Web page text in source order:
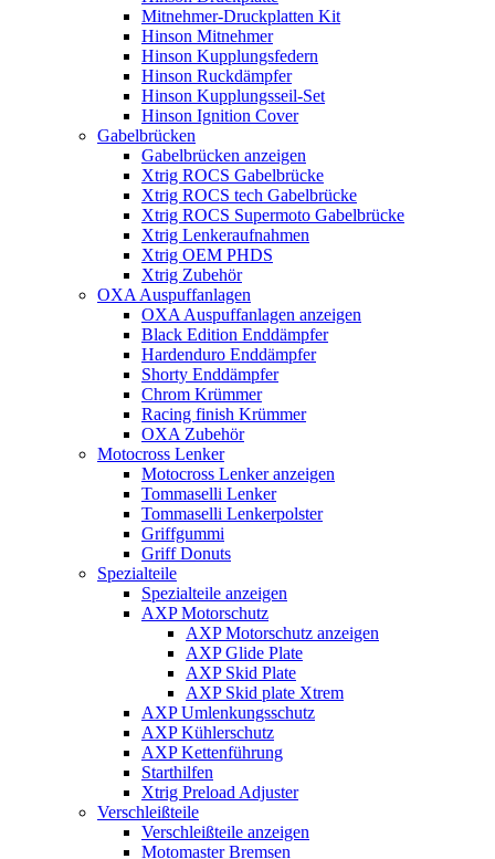
Mitnehmer-Druckplatten Kit
Hinson Mitnehmer
Hinson Kupplungsfedern
Hinson Ruckdämpfer
Hinson Kupplungsseil-Set
Hinson Ignition Cover
Gabelbrücken
Gabelbrücken anzeigen
Xtrig ROCS Gabelbrücke
Xtrig ROCS tech Gabelbrücke
Xtrig ROCS Supermoto Gabelbrücke
Xtrig Lenkeraufnahmen
Xtrig OEM PHDS
Xtrig Zubehör
OXA Auspuffanlagen
OXA Auspuffanlagen anzeigen
Black Edition Enddämpfer
Hardenduro Enddämpfer
Shorty Enddämpfer
Chrom Krümmer
Racing finish Krümmer
OXA Zubehör
Motocross Lenker
Motocross Lenker anzeigen
Tommaselli Lenker
Tommaselli Lenkerpolster
Griffgummi
Griff Donuts
Spezialteile
Spezialteile anzeigen
AXP Motorschutz
AXP Motorschutz anzeigen
AXP Glide Plate
AXP Skid Plate
AXP Skid plate Xtrem
AXP Umlenkungsschutz
AXP Kühlerschutz
AXP Kettenführung
Starthilfen
Xtrig Preload Adjuster
Verschleißteile
Verschleißteile anzeigen
Motomaster Bremsen